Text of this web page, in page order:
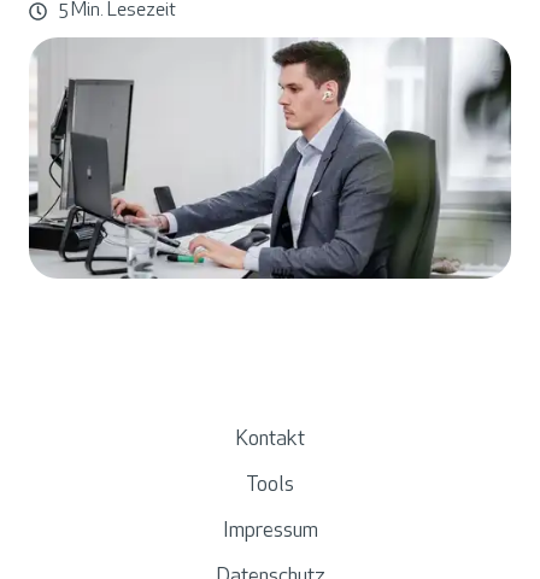
5 Min. Lesezeit
Kontakt
Tools
Impressum